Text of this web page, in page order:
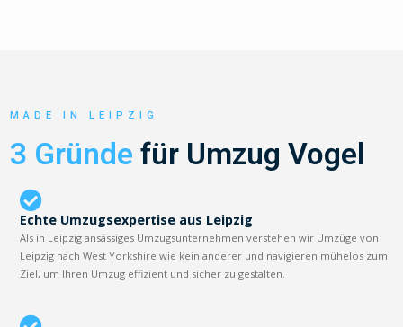
MADE IN LEIPZIG
3 Gründe für Umzug Vogel
Echte Umzugsexpertise aus Leipzig
Als in Leipzig ansässiges Umzugsunternehmen verstehen wir Umzüge von
Leipzig nach West Yorkshire wie kein anderer und navigieren mühelos zum
Ziel, um Ihren Umzug effizient und sicher zu gestalten.